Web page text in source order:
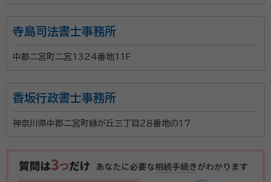
寺島司法書士事務所
中郡二宮町二宮1324番地11F
香坂行政書士事務所
神奈川県中郡二宮町緑が丘三丁目２８番地の１７